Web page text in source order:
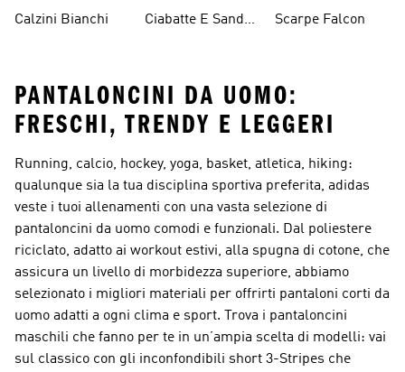
Calzini Bianchi
Ciabatte E Sandali
Scarpe Falcon
PANTALONCINI DA UOMO:
FRESCHI, TRENDY E LEGGERI
Running, calcio, hockey, yoga, basket, atletica, hiking:
qualunque sia la tua disciplina sportiva preferita, adidas
veste i tuoi allenamenti con una vasta selezione di
pantaloncini da uomo comodi e funzionali. Dal poliestere
riciclato, adatto ai workout estivi, alla spugna di cotone, che
assicura un livello di morbidezza superiore, abbiamo
selezionato i migliori materiali per offrirti pantaloni corti da
uomo adatti a ogni clima e sport. Trova i pantaloncini
maschili che fanno per te in un’ampia scelta di modelli: vai
sul classico con gli inconfondibili short 3-Stripes che